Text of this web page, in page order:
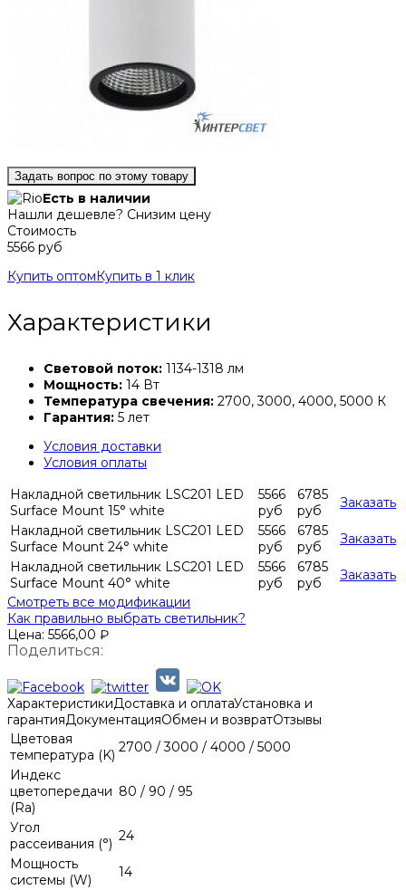
Задать вопрос по этому товару
Есть в наличии
Нашли дешевле? Снизим цену
Стоимость
5566 руб
Купить оптом Купить в 1 клик
Характеристики
Световой поток: 1134-1318 лм
Мощность: 14 Вт
Температура свечения: 2700, 3000, 4000, 5000 К
Гарантия: 5 лет
Условия доставки
Условия оплаты
Накладной светильник LSC201 LED
Surface Mount 15° white
5566
руб
6785
руб
Заказать
Накладной светильник LSC201 LED
Surface Mount 24° white
5566
руб
6785
руб
Заказать
Накладной светильник LSC201 LED
Surface Mount 40° white
5566
руб
6785
руб
Заказать
Смотреть все модификации
Как правильно выбрать светильник?
Цена: 5566,00 ₽
Поделиться:
ХарактеристикиДоставка и оплатаУстановка и
гарантияДокументацияОбмен и возвратОтзывы
Цветовая
температура (K) 2700 / 3000 / 4000 / 5000
Индекс
цветопередачи
(Ra)
80 / 90 / 95
Угол
рассеивания (°) 24
Мощность
системы (W)
14